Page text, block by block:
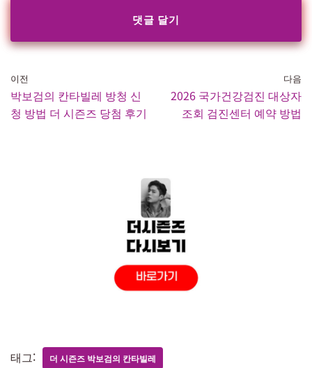
이전
박보검의 칸타빌레 방청 신
청 방법 더 시즌즈 당첨 후기
다음
2026 국가건강검진 대상자
조회 검진센터 예약 방법
태그: 더 시즌즈 박보검의 칸타빌레